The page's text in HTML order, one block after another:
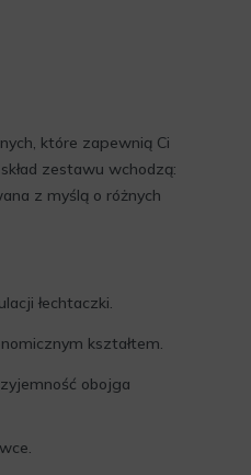
które zapewnią Ci
zestawu wchodzą:
z myślą o różnych
łechtaczki.
kształtem.
obojga